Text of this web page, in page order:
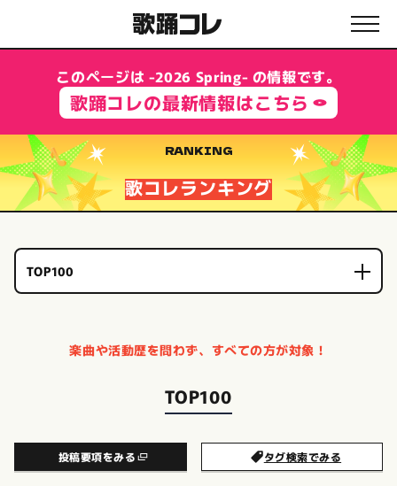
このページは -2026 Spring- の情報です。
歌踊コレの最新情報はこちら
歌コレランキング
RANKING
TOP100
TOP100
楽曲や活動歴を問わず、すべての方が対象！
投稿要項をみる タグ検索でみる